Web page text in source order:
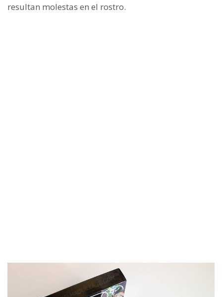
resultan molestas en el rostro.